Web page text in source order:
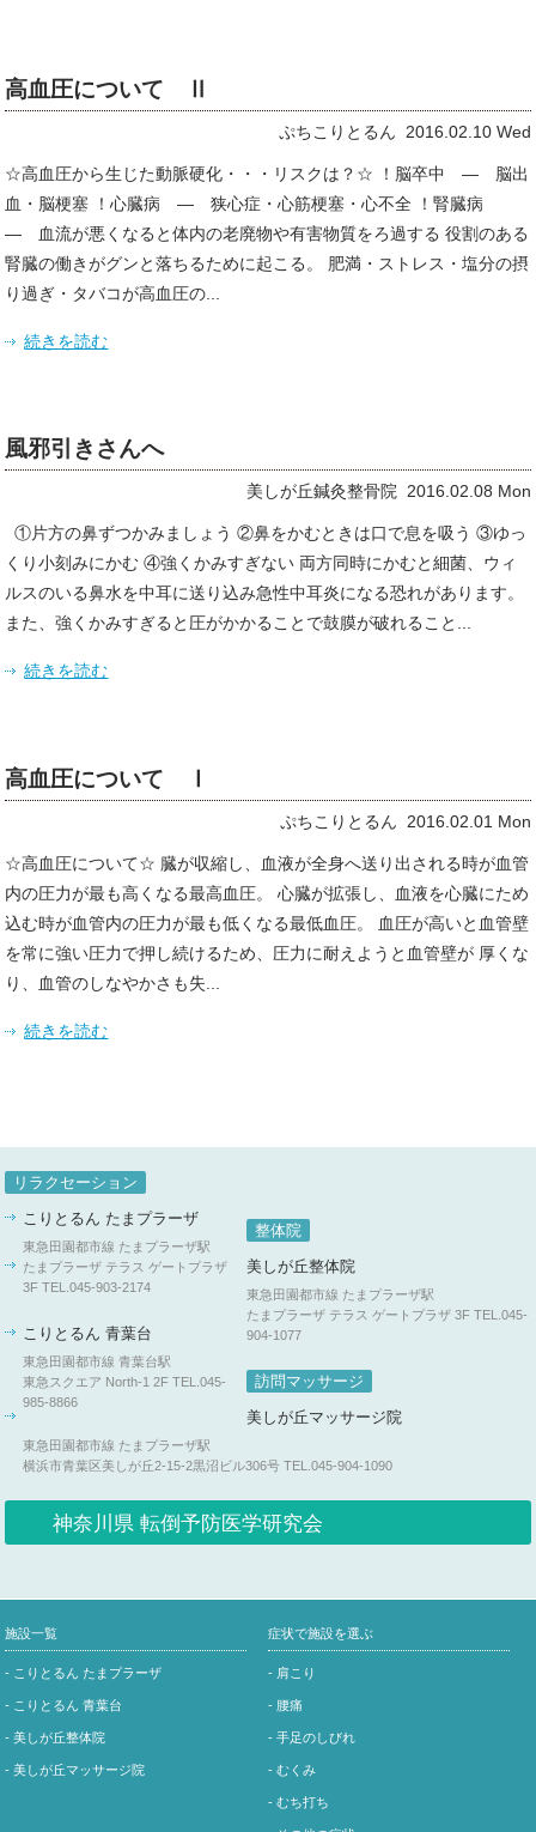
高血圧について Ⅱ
ぷちこりとるん 2016.02.10 Wed
☆高血圧から生じた動脈硬化・・・リスクは？☆ ！脳卒中 ― 脳出
血・脳梗塞 ！心臓病 ― 狭心症・心筋梗塞・心不全 ！腎臓病
― 血流が悪くなると体内の老廃物や有害物質をろ過する 役割のある
腎臓の働きがグンと落ちるために起こる。 肥満・ストレス・塩分の摂
り過ぎ・タバコが高血圧の...
続きを読む
風邪引きさんへ
美しが丘鍼灸整骨院 2016.02.08 Mon
①片方の鼻ずつかみましょう ②鼻をかむときは口で息を吸う ③ゆっ
くり小刻みにかむ ④強くかみすぎない 両方同時にかむと細菌、ウィ
ルスのいる鼻水を中耳に送り込み急性中耳炎になる恐れがあります。
また、強くかみすぎると圧がかかることで鼓膜が破れること...
続きを読む
高血圧について Ⅰ
ぷちこりとるん 2016.02.01 Mon
☆高血圧について☆ 臓が収縮し、血液が全身へ送り出される時が血管
内の圧力が最も高くなる最高血圧。 心臓が拡張し、血液を心臓にため
込む時が血管内の圧力が最も低くなる最低血圧。 血圧が高いと血管壁
を常に強い圧力で押し続けるため、圧力に耐えようと血管壁が 厚くな
り、血管のしなやかさも失...
続きを読む
リラクセーション
こりとるん たまプラーザ
東急田園都市線 たまプラーザ駅
たまプラーザ テラス ゲートプラザ
3FTEL.045-903-2174
こりとるん 青葉台
東急田園都市線 青葉台駅
東急スクエア North-1 2FTEL.045-
985-8866
整体院
美しが丘整体院
東急田園都市線 たまプラーザ駅
たまプラーザ テラス ゲートプラザ 3F TEL.045-
904-1077
訪問マッサージ
美しが丘マッサージ院
東急田園都市線 たまプラーザ駅
横浜市青葉区美しが丘2-15-2黒沼ビル306号 TEL.045-904-1090
神奈川県 転倒予防医学研究会
施設一覧
- こりとるん たまプラーザ
- こりとるん 青葉台
- 美しが丘整体院
- 美しが丘マッサージ院
症状で施設を選ぶ
- 肩こり
- 腰痛
- 手足のしびれ
- むくみ
- むち打ち